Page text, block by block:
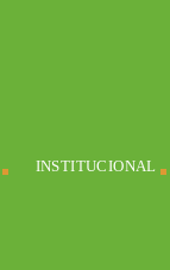
INSTITUCIONAL